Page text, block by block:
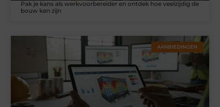
Pak je kans als werkvoorbereider en ontdek hoe veelzijdig de
bouw kan zijn
AANBIEDINGEN